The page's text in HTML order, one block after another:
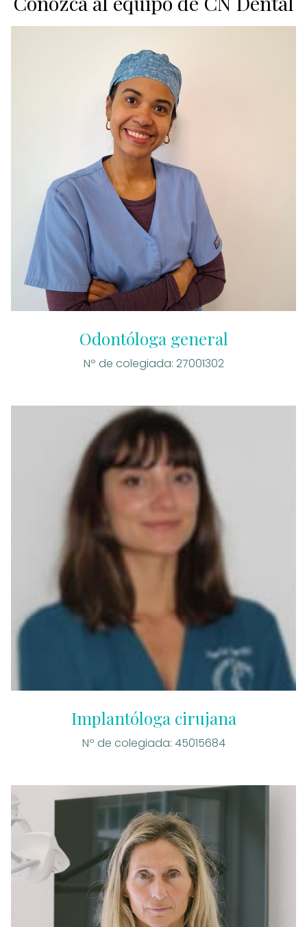
Odontóloga general
Nº de colegiada: 27001302
Implantóloga cirujana
Nº de colegiada: 45015684